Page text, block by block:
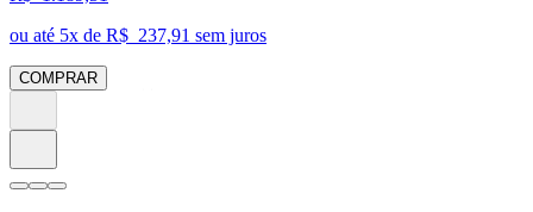
ou até 5x de R$ 237,91 sem juros
COMPRAR